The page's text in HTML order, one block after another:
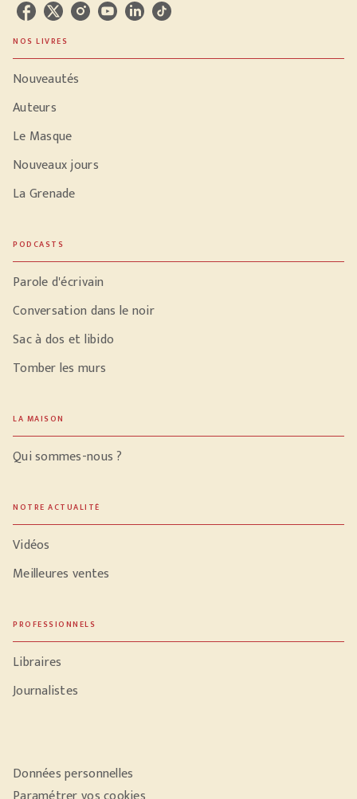
NOS LIVRES
Nouveautés
Auteurs
Le Masque
Nouveaux jours
La Grenade
PODCASTS
Parole d'écrivain
Conversation dans le noir
Sac à dos et libido
Tomber les murs
LA MAISON
Qui sommes-nous ?
NOTRE ACTUALITÉ
Vidéos
Meilleures ventes
PROFESSIONNELS
Libraires
Journalistes
Données personnelles